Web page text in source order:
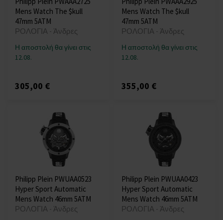
Mens Watch The $kull
47mm 5ATM
ΡΟΛΟΓΙΑ - Άνδρες
Η αποστολή θα γίνει στις
12.08.
305,00 €
Mens Watch The $kull
47mm 5ATM
ΡΟΛΟΓΙΑ - Άνδρες
Η αποστολή θα γίνει στις
12.08.
355,00 €
Philipp Plein PWUAA0523
Hyper Sport Automatic
Mens Watch 46mm 5ATM
ΡΟΛΟΓΙΑ - Άνδρες
Philipp Plein PWUAA0423
Hyper Sport Automatic
Mens Watch 46mm 5ATM
ΡΟΛΟΓΙΑ - Άνδρες